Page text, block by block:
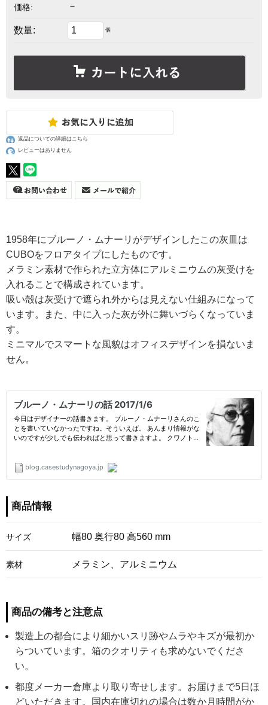
価格: －
数量: 個
返品についての詳細はこちら
レビューはありません
1958年にブルーノ・ムナーリがデザインしたこの灰皿は
CUBOをフロアタイプにしたものです。
メラミン素材で作られた立方体にアルミニウムの灰受けを
入れることで構成されています。
吸い殻は灰受けで遮られ外からは見えない仕組みになって
います。また、中に入った灰が外に舞いづらくなっていま
す。
ミニマルでスマートな風貌はオフィスデザインを損ないま
せん。
商品情報
サイズ 幅80 奥行80 高560 mm
素材 メラミン、アルミニウム
商品の備考と注意点
製造上の都合により細かいスリ跡やムラやキズが最初か
らついています。箱のクオリティも求めないでくださ
い。
都度メーカー倉庫より取り寄せします。お届けまで5日ほ
どいただきます。国内在庫切れの場合は数か月時間がか